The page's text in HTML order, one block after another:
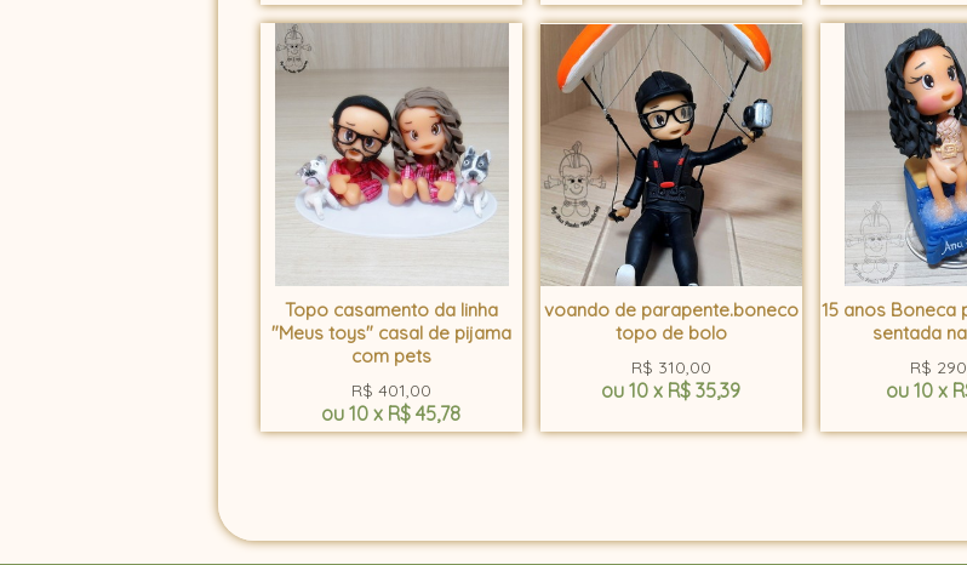
Topo casamento da linha
"Meus toys" casal de pijama
com pets
R$ 401,00
ou 10 x R$ 45,78
voando de parapente.boneco
topo de bolo
R$ 310,00
ou 10 x R$ 35,39
15 anos Boneca
sentada
R$
ou 10 x